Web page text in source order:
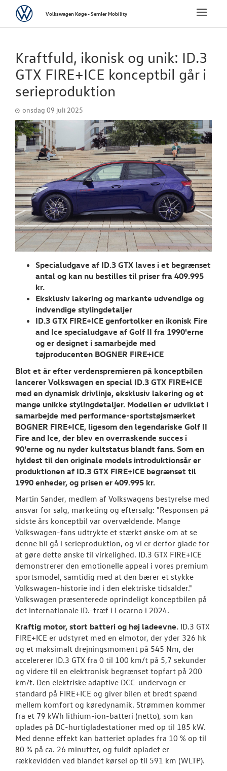
NYE
BRUGTE BILER
VÆRKSTED
SKADECENTER
TILBEHØR
RESERVEDELE
Tilmeld dig
JOB OG
Toggle
VolkswagenVolkswagen Køge - Semler Mobility
Kraftfuld, ikonisk og unik: ID.3
GTX FIRE+ICE konceptbil går i
serieproduktion
onsdag 09 juli 2025
Specialudgave af ID.3 GTX laves i et begrænset
antal og kan nu bestilles til priser fra 409.995
kr.
Eksklusiv lakering og markante udvendige og
indvendige stylingdetaljer
ID.3 GTX FIRE+ICE genfortolker en ikonisk Fire
and Ice specialudgave af Golf II fra 1990'erne
og er designet i samarbejde med
tøjproducenten BOGNER FIRE+ICE
Blot et år efter verdenspremieren på konceptbilen
lancerer Volkswagen en special ID.3 GTX FIRE+ICE
med en dynamisk drivlinje, eksklusiv lakering og et
mange unikke stylingdetaljer. Modellen er udviklet i
samarbejde med performance-sportstøjsmærket
BOGNER FIRE+ICE, ligesom den legendariske Golf II
Fire and Ice, der blev en overraskende succes i
90'erne og nu nyder kultstatus blandt fans. Som en
hyldest til den originale models introduktionsår er
produktionen af ID.3 GTX FIRE+ICE begrænset til
1990 enheder, og prisen er 409.995 kr.
Martin Sander, medlem af Volkswagens bestyrelse med
ansvar for salg, marketing og eftersalg: "Responsen på
sidste års konceptbil var overvældende. Mange
Volkswagen-fans udtrykte et stærkt ønske om at se
denne bil gå i serieproduktion, og vi er derfor glade for
at gøre dette ønske til virkelighed. ID.3 GTX FIRE+ICE
demonstrerer den emotionelle appeal i vores premium
sportsmodel, samtidig med at den bærer et stykke
Volkswagen-historie ind i den elektriske tidsalder."
Volkswagen præsenterede oprindeligt konceptbilen på
det internationale ID.-træf i Locarno i 2024.
Kraftig motor, stort batteri og høj ladeevne. ID.3 GTX
FIRE+ICE er udstyret med en elmotor, der yder 326 hk
og et maksimalt drejningsmoment på 545 Nm, der
accelererer ID.3 GTX fra 0 til 100 km/t på 5,7 sekunder
og videre til en elektronisk begrænset topfart på 200
km/t. Den elektriske adaptive DCC-undervogn er
standard på FIRE+ICE og giver bilen et bredt spænd
mellem komfort og køredynamik. Strømmen kommer
fra et 79 kWh lithium-ion-batteri (netto), som kan
oplades på DC-hurtigladestationer med op til 185 kW.
Med denne effekt kan batteriet oplades fra 10 % op til
80 % på ca. 26 minutter, og fuldt opladet er
rækkevidden ved blandet kørsel op til 591 km (WLTP).